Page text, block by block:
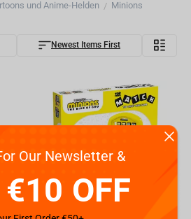
und Anime-Helden / Minions
Newest Items First
Our Newsletter &
€10 OFF